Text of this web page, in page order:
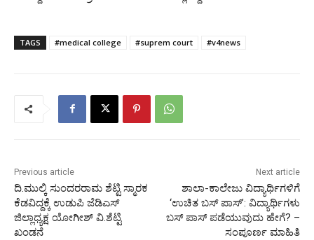
TAGS #medical college #suprem court #v4news
Previous article
ದಿ.ಮುಲ್ಕಿ ಸುಂದರರಾಮ ಶೆಟ್ಟಿ ಸ್ಮಾರಕ
ಕೆಡವಿದ್ದಕ್ಕೆ ಉಡುಪಿ ಜೆಡಿಎಸ್
ಜಿಲ್ಲಾಧ್ಯಕ್ಷ ಯೋಗೀಶ್ ವಿ.ಶೆಟ್ಟಿ
ಖಂಡನೆ
Next article
ಶಾಲಾ-ಕಾಲೇಜು ವಿದ್ಯಾರ್ಥಿಗಳಿಗೆ
‘ಉಚಿತ ಬಸ್ ಪಾಸ್’: ವಿದ್ಯಾರ್ಥಿಗಳು
ಬಸ್ ಪಾಸ್ ಪಡೆಯುವುದು ಹೇಗೆ? –
ಸಂಪೂರ್ಣ ಮಾಹಿತಿ